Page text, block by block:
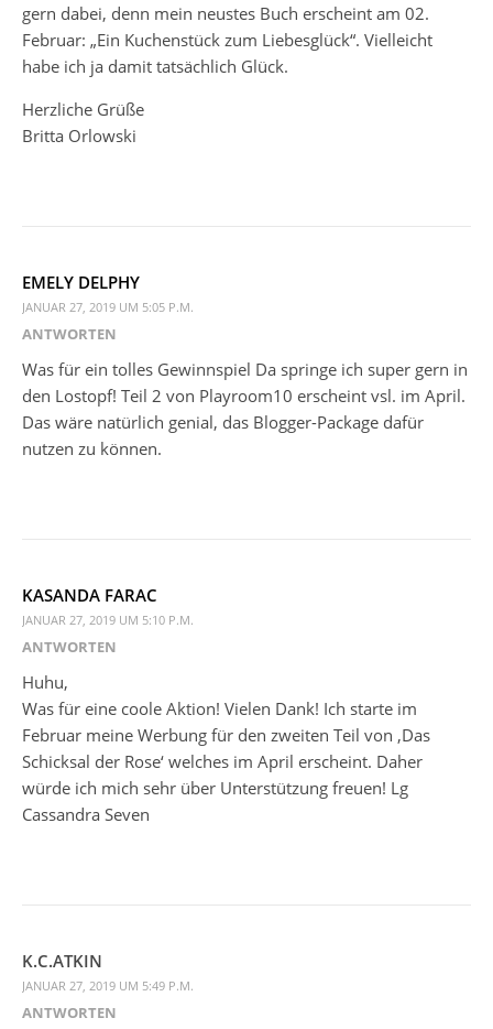
gern dabei, denn mein neustes Buch erscheint am 02.
Februar: „Ein Kuchenstück zum Liebesglück“. Vielleicht
habe ich ja damit tatsächlich Glück.
Herzliche Grüße
Britta Orlowski
EMELY DELPHY
JANUAR 27, 2019 UM 5:05 P.M.
ANTWORTEN
Was für ein tolles Gewinnspiel Da springe ich super gern in
den Lostopf! Teil 2 von Playroom10 erscheint vsl. im April.
Das wäre natürlich genial, das Blogger-Package dafür
nutzen zu können.
KASANDA FARAC
JANUAR 27, 2019 UM 5:10 P.M.
ANTWORTEN
Huhu,
Was für eine coole Aktion! Vielen Dank! Ich starte im
Februar meine Werbung für den zweiten Teil von ‚Das
Schicksal der Rose‘ welches im April erscheint. Daher
würde ich mich sehr über Unterstützung freuen! Lg
Cassandra Seven
K.C.ATKIN
JANUAR 27, 2019 UM 5:49 P.M.
ANTWORTEN